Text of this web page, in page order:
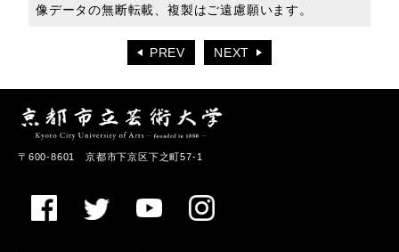
像データの無断転載、複製はご遠慮願います。
PREV NEXT
〒600-8601 京都市下京区下之町57-1